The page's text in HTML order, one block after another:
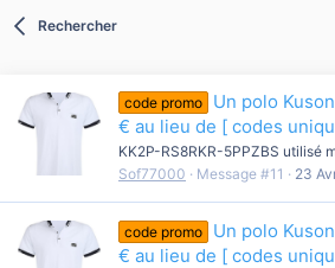
Rechercher
code promo
Un polo
€ au lieu de [ codes
KK2P-RS8RKR-5PPZBS utilisé
Sof77000
Message #11 23
code promo
Un polo
€ au lieu de [ codes